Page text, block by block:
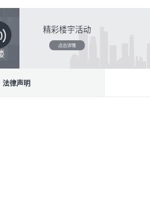
法律声明